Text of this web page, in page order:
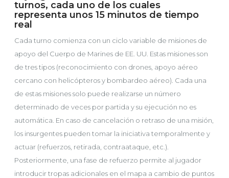
turnos, cada uno de los cuales
representa unos 15 minutos de tiempo
real
Cada turno comienza con un ciclo variable de misiones de
apoyo del Cuerpo de Marines de EE. UU. Estas misiones son
de tres tipos (reconocimiento con drones, apoyo aéreo
cercano con helicópteros y bombardeo aéreo). Cada una
de estas misiones solo puede realizarse un número
determinado de veces por partida y su ejecución no es
automática. En caso de cancelación o retraso de una misión,
los insurgentes pueden tomar la iniciativa temporalmente y
actuar (refuerzos, retirada, contraataque, etc.).
Posteriormente, una fase de refuerzo permite al jugador
introducir tropas adicionales en el mapa a cambio de puntos